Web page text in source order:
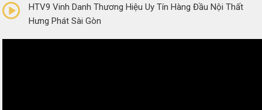
HTV9 Vinh Danh Thương Hiệu Uy Tín Hàng Đầu Nội Thất
Hưng Phát Sài Gòn